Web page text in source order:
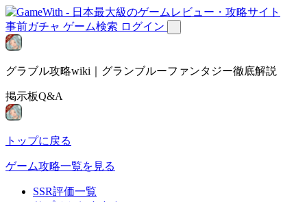
事前ガチャ ゲーム検索 ログイン
グラブル攻略wiki｜グランブルーファンタジー徹底解説
掲示板Q&A
トップに戻る
ゲーム攻略一覧を見る
SSR評価一覧